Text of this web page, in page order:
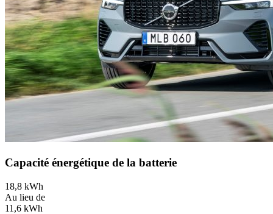
Capacité énergétique de la batterie
18,8 kWh
Au lieu de
11,6 kWh